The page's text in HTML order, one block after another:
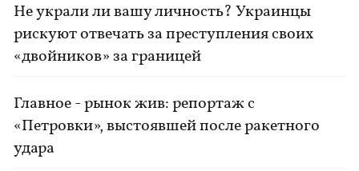
Не украли ли вашу личность? Украинцы
рискуют отвечать за преступления своих
«двойников» за границей
Главное - рынок жив: репортаж с
«Петровки», выстоявшей после ракетного
удара